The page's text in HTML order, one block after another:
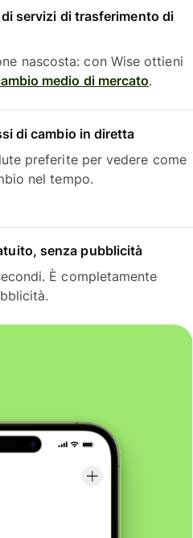
servizi di trasferimento di
nascosta: con Wise ottieni
medio di mercato.
di cambio in diretta
preferite per vedere come
nel tempo.
senza pubblicità
È completamente